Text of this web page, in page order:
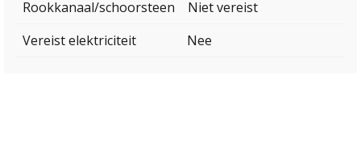
Rookkanaal/schoorsteen
Niet vereist
Vereist elektriciteit
Nee